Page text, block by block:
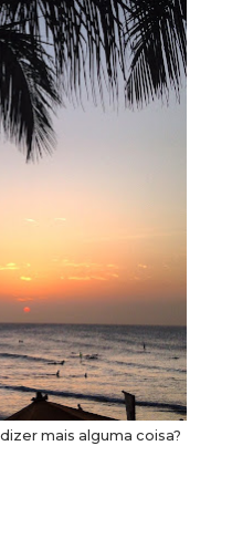
mais alguma coisa?